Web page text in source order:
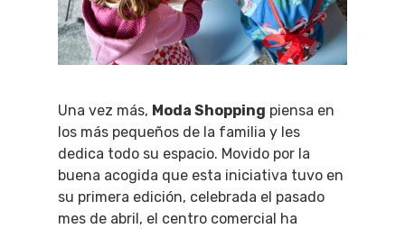
Una vez más, Moda Shopping piensa en
los más pequeños de la familia y les
dedica todo su espacio. Movido por la
buena acogida que esta iniciativa tuvo en
su primera edición, celebrada el pasado
mes de abril, el centro comercial ha